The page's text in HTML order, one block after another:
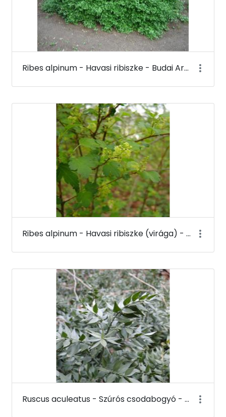
Ribes alpinum - Havasi ribiszke - Budai Arborétum
Ribes alpinum - Havasi ribiszke (virága) - Budai Arborétum
Ruscus aculeatus - Szúrós csodabogyó - Budai Arborétum